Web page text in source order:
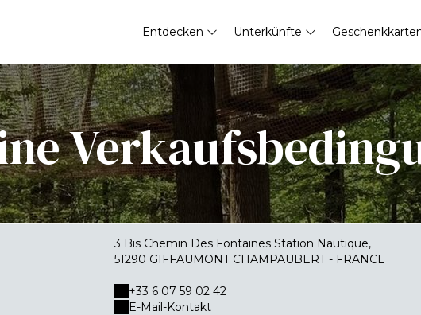
Entdecken Unterkünfte
3 Bis Chemin Des Fontaines Station Nautique,
51290 GIFFAUMONT CHAMPAUBERT - FRANCE
+33 6 07 59 02 42
E-Mail-Kontakt